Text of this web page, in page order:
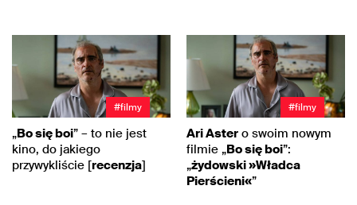
#filmy
„Bo się boi” – to nie jest
kino, do jakiego
przywykliście [recenzja]
#filmy
Ari Aster o swoim nowym
filmie „Bo się boi”:
„żydowski »Władca
Pierścieni«”